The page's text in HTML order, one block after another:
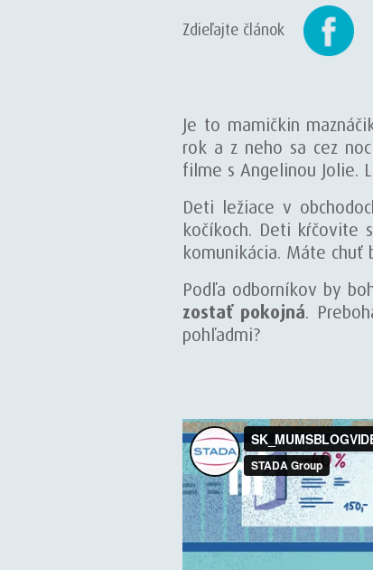
Zdieľajte článok
Je to mamičkin
rok a z neho sa cez
filme s Angelinou Jolie.
Deti ležiace v
kočíkoch. Deti kŕčovite
komunikácia. Máte
Podľa odborníkov by
zostať pokojná.
pohľadmi?